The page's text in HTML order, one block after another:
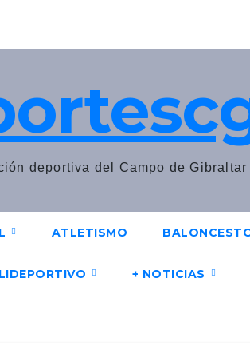
deportiva del Campo de Gibraltar
ATLETISMO
+ NOTICIAS